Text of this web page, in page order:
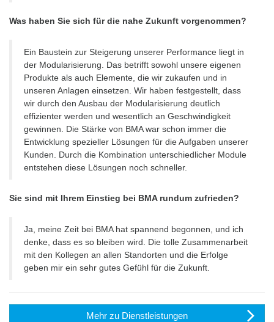
Was haben Sie sich für die nahe Zukunft vorgenommen?
Ein Baustein zur Steigerung unserer Performance liegt in
der Modularisierung. Das betrifft sowohl unsere eigenen
Produkte als auch Elemente, die wir zukaufen und in
unseren Anlagen einsetzen. Wir haben festgestellt, dass
wir durch den Ausbau der Modularisierung deutlich
effizienter werden und wesentlich an Geschwindigkeit
gewinnen. Die Stärke von BMA war schon immer die
Entwicklung spezieller Lösungen für die Aufgaben unserer
Kunden. Durch die Kombination unterschiedlicher Module
entstehen diese Lösungen noch schneller.
Sie sind mit Ihrem Einstieg bei BMA rundum zufrieden?
Ja, meine Zeit bei BMA hat spannend begonnen, und ich
denke, dass es so bleiben wird. Die tolle Zusammenarbeit
mit den Kollegen an allen Standorten und die Erfolge
geben mir ein sehr gutes Gefühl für die Zukunft.
Mehr zu Dienstleistungen